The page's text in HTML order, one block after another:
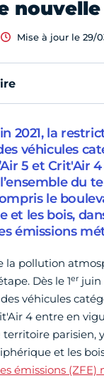
Mise à jour le 29/
2021, la
véhicules
5 et Crit'Air
du
le
et les bois,
émissions
la pollution
Dès le 1er juin
véhicules
4 entre en
territoire parisien,
et les
émissions